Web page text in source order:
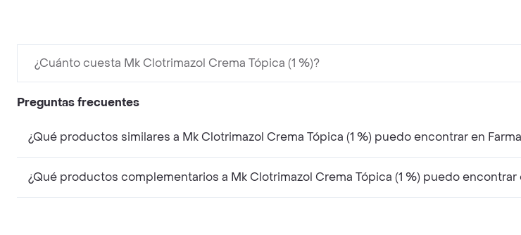
¿Cuánto cuesta Mk Clotrimazol Crema Tópica (1 %)?
Preguntas frecuentes
¿Qué productos similares a Mk Clotrimazol Crema Tópica (1 %) puedo encontrar en
¿Qué productos complementarios a Mk Clotrimazol Crema Tópica (1 %) puedo encontrar